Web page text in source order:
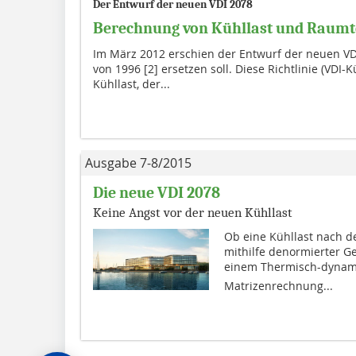
Der Entwurf der neuen VDI 2078
Berechnung von Kühllast und
Im März 2012 erschien der Entwurf der neuen
von 1996 [2] ersetzen soll. Diese Richtlinie
Kühllast, der...
Ausgabe 7-8/2015
Die neue VDI 2078
Keine Angst vor der neuen Kühllast
Ob eine Kühllast nach
mithilfe denormierter
einem Thermisch-
Matrizenrechnung...